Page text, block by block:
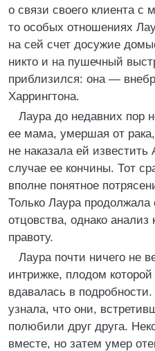
о связи своего клиента с
то особых отношениях
на сей счет досужие
никто и на пушечный
приблизился: она —
Харрингтона.
Лаура до недавних пор
ее мама, умершая от
не наказала ей известить
случае ее кончины. Тот
вполне понятное
Только Лаура продолжала
отцовства, однако анализ
правоту.
Лаура почти ничего не
интрижке, плодом
вдавалась в
узнала, что они,
полюбили друг друга.
вместе, но затем умер